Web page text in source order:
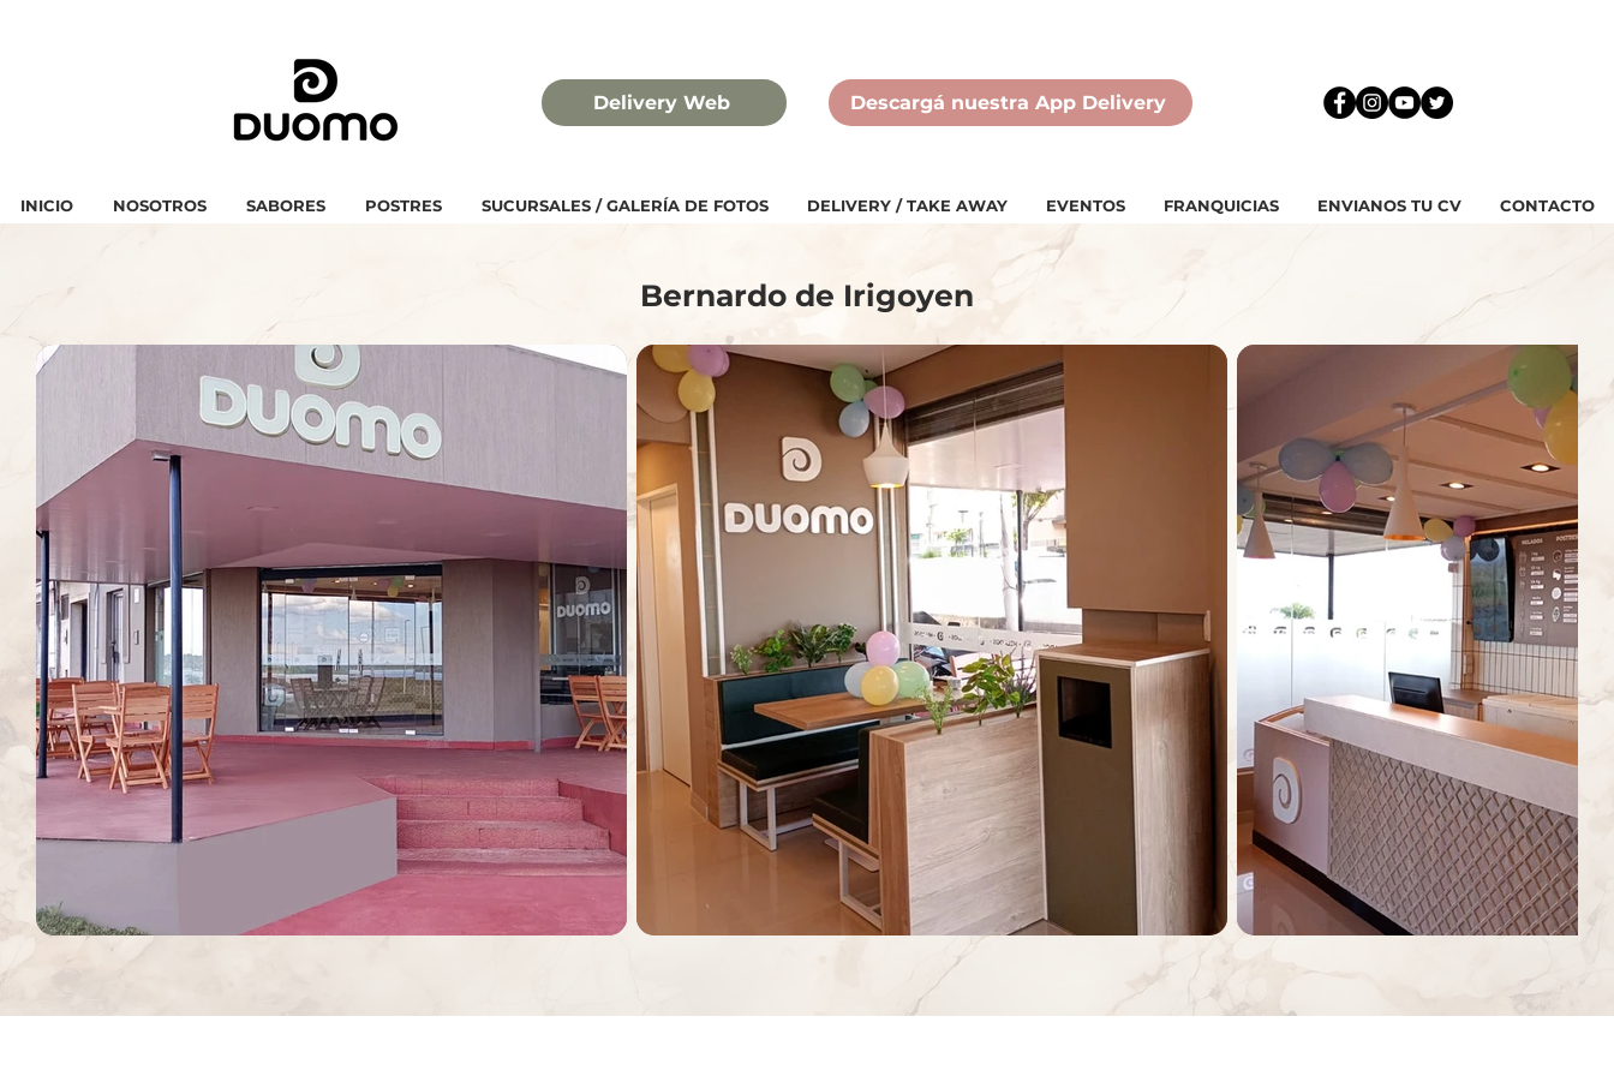
Delivery Web Descargá nuestra App Delivery
INICIO NOSOTROS SABORES POSTRES SUCURSALES / GALERÍA DE FOTOS DELIVERY / TAKE AWAY EVENTOS FRANQUICIAS ENVIANOS TU CV CONTACTO
Bernardo de Irigoyen